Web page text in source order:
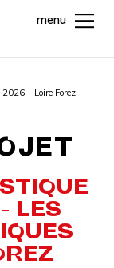
menu
– Loire Forez
LES